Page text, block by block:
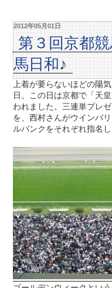
2012年05月01日
第３回京都
馬日和♪
上着が要らないほどの陽
日。この日は京都で「天
われました。三連単プレ
を、西村さんがウインバ
ルバンクをそれぞれ指名し